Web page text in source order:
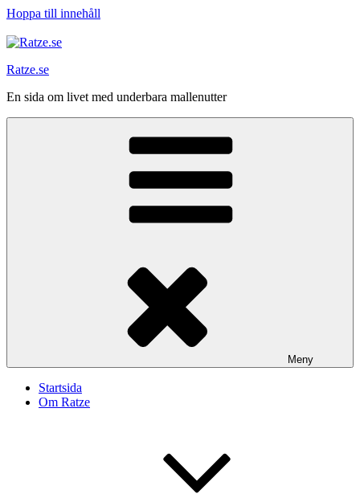
Hoppa till innehåll
Ratze.se
En sida om livet med underbara mallenutter
Meny
Startsida
Om Ratze